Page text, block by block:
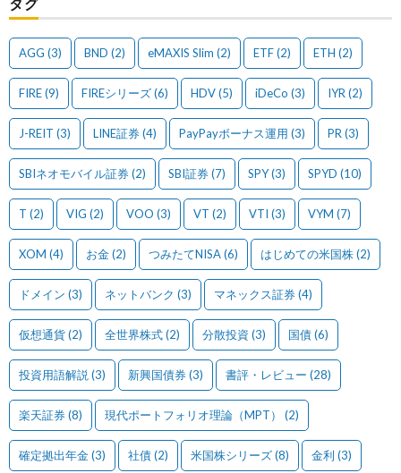
AGG (3) BND (2) eMAXIS Slim (2) ETF(2) ETH (2)
FIRE(9) FIREシリーズ(6) HDV(5) iDeCo (3) IYR (2)
J-REIT (3) LINE証券(4) PayPayボーナス運用 (3) PR (3)
SBIネオモバイル証券(2) SBI証券(7) SPY(3) SPYD (10)
T (2) VIG (2) VOO (3) VT (2) VTI (3) VYM (7)
XOM (4) お金(2) つみたてNISA(6) はじめての米国株(2)
ドメイン (3) ネットバンク (3) マネックス証券(4)
仮想通貨(2) 全世界株式(2) 分散投資 (3) 国債(6)
投資用語解説 (3) 新興国債券(3) 書評・レビュー (28)
楽天証券(8) 現代ポートフォリオ理論（MPT） (2)
確定拠出年金(3) 社債(2) 米国株シリーズ(8) 金利 (3)